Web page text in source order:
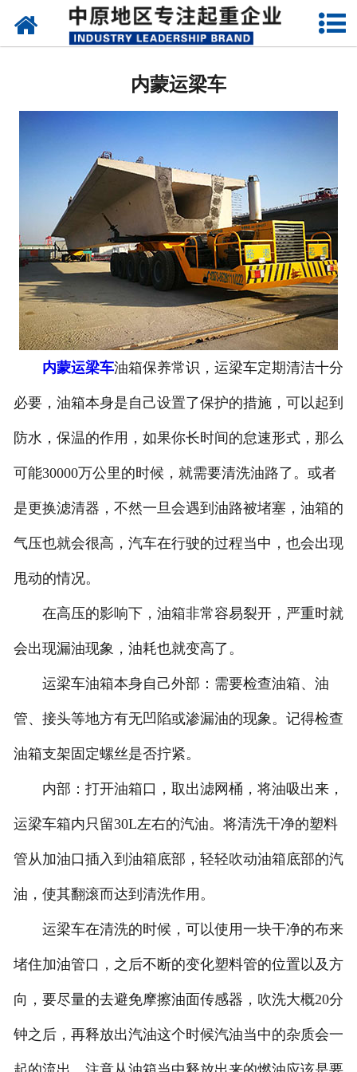
网站首页
内蒙造船门机
内蒙提梁机
内蒙运梁设备
内蒙门式起重机
内蒙启闭器
内蒙路桥机具配件
内蒙路桥起重配件
内蒙运梁车
内蒙运梁车油箱保养常识，运梁车定期清洁十分
必要，油箱本身是自己设置了保护的措施，可以起到
防水，保温的作用，如果你长时间的怠速形式，那么
可能30000万公里的时候，就需要清洗油路了。或者
是更换滤清器，不然一旦会遇到油路被堵塞，油箱的
气压也就会很高，汽车在行驶的过程当中，也会出现
甩动的情况。
在高压的影响下，油箱非常容易裂开，严重时就
会出现漏油现象，油耗也就变高了。
运梁车油箱本身自己外部：需要检查油箱、油
管、接头等地方有无凹陷或渗漏油的现象。记得检查
油箱支架固定螺丝是否拧紧。
内部：打开油箱口，取出滤网桶，将油吸出来，
运梁车箱内只留30L左右的汽油。将清洗干净的塑料
管从加油口插入到油箱底部，轻轻吹动油箱底部的汽
油，使其翻滚而达到清洗作用。
运梁车在清洗的时候，可以使用一块干净的布来
堵住加油管口，之后不断的变化塑料管的位置以及方
向，要尽量的去避免摩擦油面传感器，吹洗大概20分
钟之后，再释放出汽油这个时候汽油当中的杂质会一